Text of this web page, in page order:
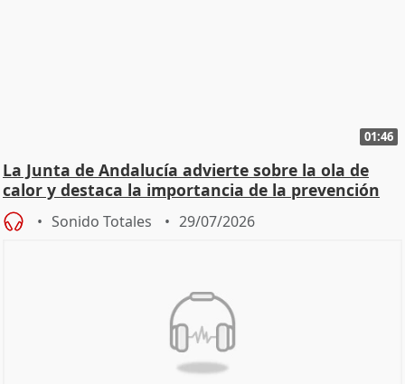
01:46
La Junta de Andalucía advierte sobre la ola de
calor y destaca la importancia de la prevención
Sonido Totales 29/07/2026